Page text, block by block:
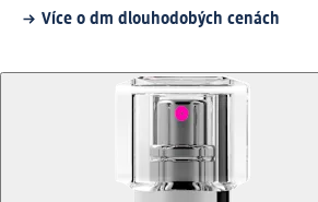
Více o dm dlouhodobých cenách